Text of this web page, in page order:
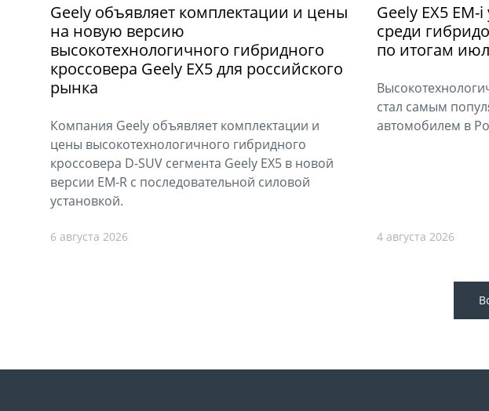
Geely объявляет комплектации и цены
на новую версию
высокотехнологичного гибридного
кроссовера Geely EX5 для российского
рынка
Компания Geely объявляет комплектации и
цены высокотехнологичного гибридного
кроссовера D-SUV сегмента Geely EX5 в новой
версии EM-R с последовательной силовой
установкой.
6 августа 2026
Geely EX5 EM-
среди
по итогам
стал самым
автомобилем в
4 августа 2026